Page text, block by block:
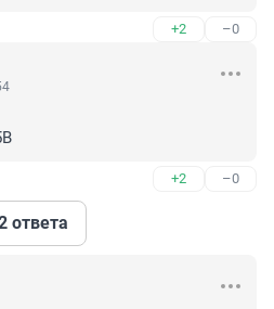
+2 –0
+2 –0
ответа